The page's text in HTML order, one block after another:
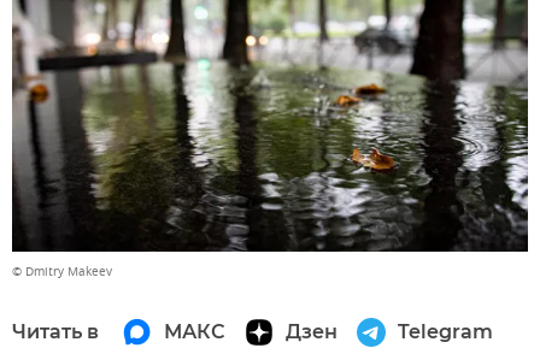
© Dmitry Makeev
Читать в МАКС Дзен Telegram